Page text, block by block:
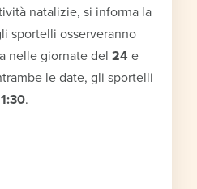
natalizie, si informa la
sportelli osserveranno
nelle giornate del24 e
le date, gli sportelli
.